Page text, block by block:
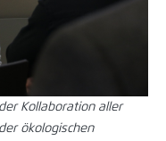
Kollaboration aller
ökologischen